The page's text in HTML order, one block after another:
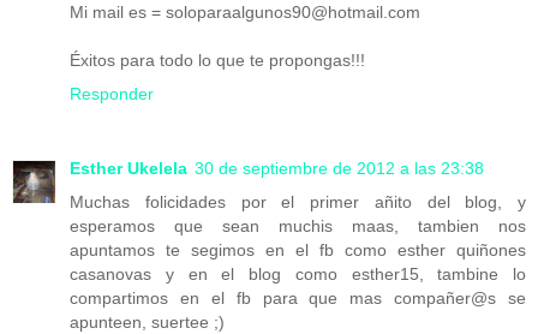
Mi mail es = soloparaalgunos90@hotmail.com
Éxitos para todo lo que te propongas!!!
Responder
Esther Ukelela 30 de septiembre de 2012 a las 23:38
Muchas folicidades por el primer añito del blog, y
esperamos que sean muchis maas, tambien nos
apuntamos te segimos en el fb como esther quiñones
casanovas y en el blog como esther15, tambine lo
compartimos en el fb para que mas compañer@s se
apunteen, suertee ;)